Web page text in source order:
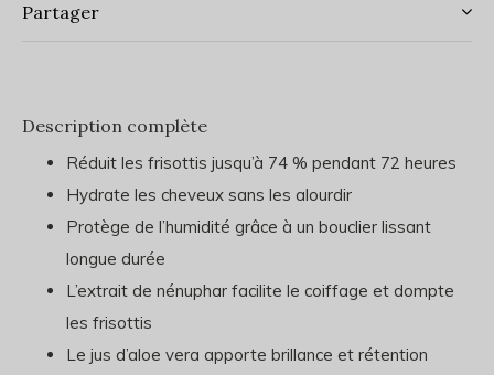
Partager
Description complète
Réduit les frisottis jusqu’à 74 % pendant 72 heures
Hydrate les cheveux sans les alourdir
Protège de l’humidité grâce à un bouclier lissant
longue durée
L’extrait de nénuphar facilite le coiffage et dompte
les frisottis
Le jus d’aloe vera apporte brillance et rétention